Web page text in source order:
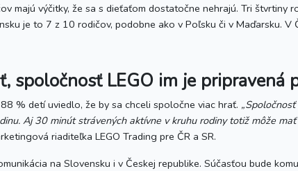
majú výčitky, že sa s dieťaťom dostatočne nehrajú. Tri štvrtiny
je to 7 z 10 rodičov, podobne ako v Poľsku či v Maďarsku.
spoločnosť LEGO im je pripravená
% detí uviedlo, že by sa chceli spoločne viac hrať.
Aj 30 minút strávených aktívne v kruhu rodiny totiž môže
riaditeľka LEGO Trading pre ČR a SR.
na Slovensku i v Českej republike. Súčasťou bude